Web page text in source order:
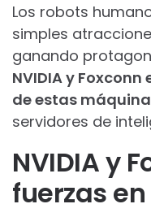
Los robots
simples
ganando
NVIDIA y
de estas
servidores de
NVIDIA y
fuerzas